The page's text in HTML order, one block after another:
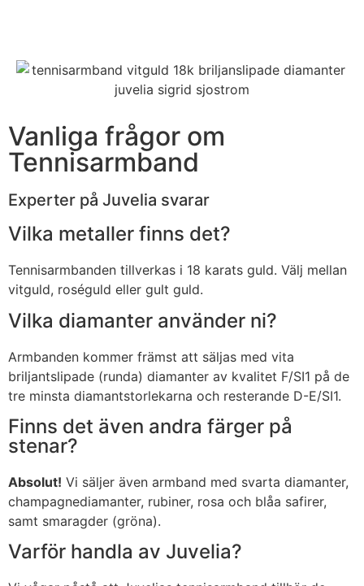
Vanliga frågor om
Tennisarmband
Experter på Juvelia svarar
Vilka metaller finns det?
Tennisarmbanden tillverkas i 18 karats guld. Välj mellan
vitguld, roséguld eller gult guld.
Vilka diamanter använder ni?
Armbanden kommer främst att säljas med vita
briljantslipade (runda) diamanter av kvalitet F/SI1 på de
tre minsta diamantstorlekarna och resterande D-E/SI1.
Finns det även andra färger på
stenar?
Absolut! Vi säljer även armband med svarta diamanter,
champagnediamanter, rubiner, rosa och blåa safirer,
samt smaragder (gröna).
Varför handla av Juvelia?